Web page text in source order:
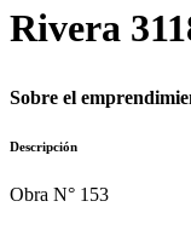
Rivera
Sobre el
Descripción
Obra N° 153